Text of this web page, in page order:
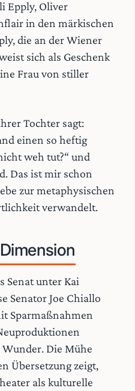
Epply, Oliver
in den märkischen
die an der Wiener
sich als Geschenk
Frau von stiller
Tochter sagt:
einen so heftig
weh tut?“ und
Das ist mir schon
zur metaphysischen
verwandelt.
Senat unter Kai
Senator Joe Chiallo
Sparmaßnahmen
Die Mühe
Übersetzung zeigt,
als kulturelle